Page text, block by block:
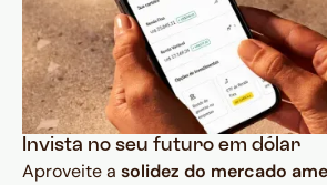
Invista no seu futuro em dólar
Aproveite a solidez do mercado